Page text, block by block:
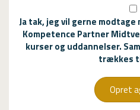
Ja tak, jeg vil gerne
Kompetence Partner
kurser og uddannelser.
trækkes
Opret